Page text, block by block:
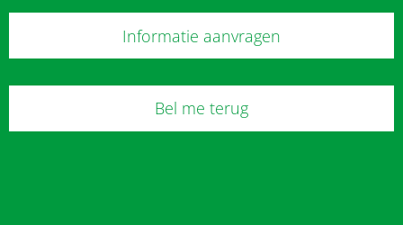
Informatie aanvragen
Bel me terug